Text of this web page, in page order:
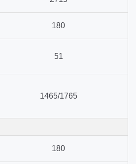
180
51
1465/1765
180